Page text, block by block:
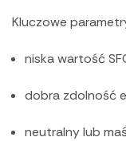
Kluczowe
niska wartość
dobra zdolność
neutralny lub